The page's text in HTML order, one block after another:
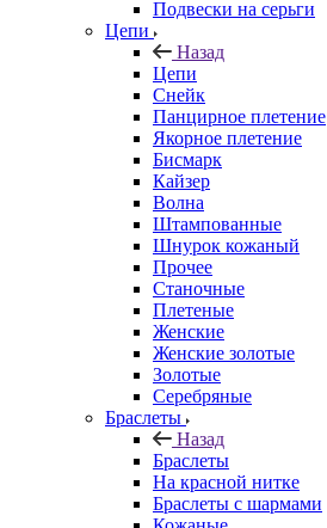
Подвески на серьги
Цепи
Назад
Цепи
Снейк
Панцирное плетение
Якорное плетение
Бисмарк
Кайзер
Волна
Штампованные
Шнурок кожаный
Прочее
Станочные
Плетеные
Женские
Женские золотые
Золотые
Серебряные
Браслеты
Назад
Браслеты
На красной нитке
Браслеты с шармами